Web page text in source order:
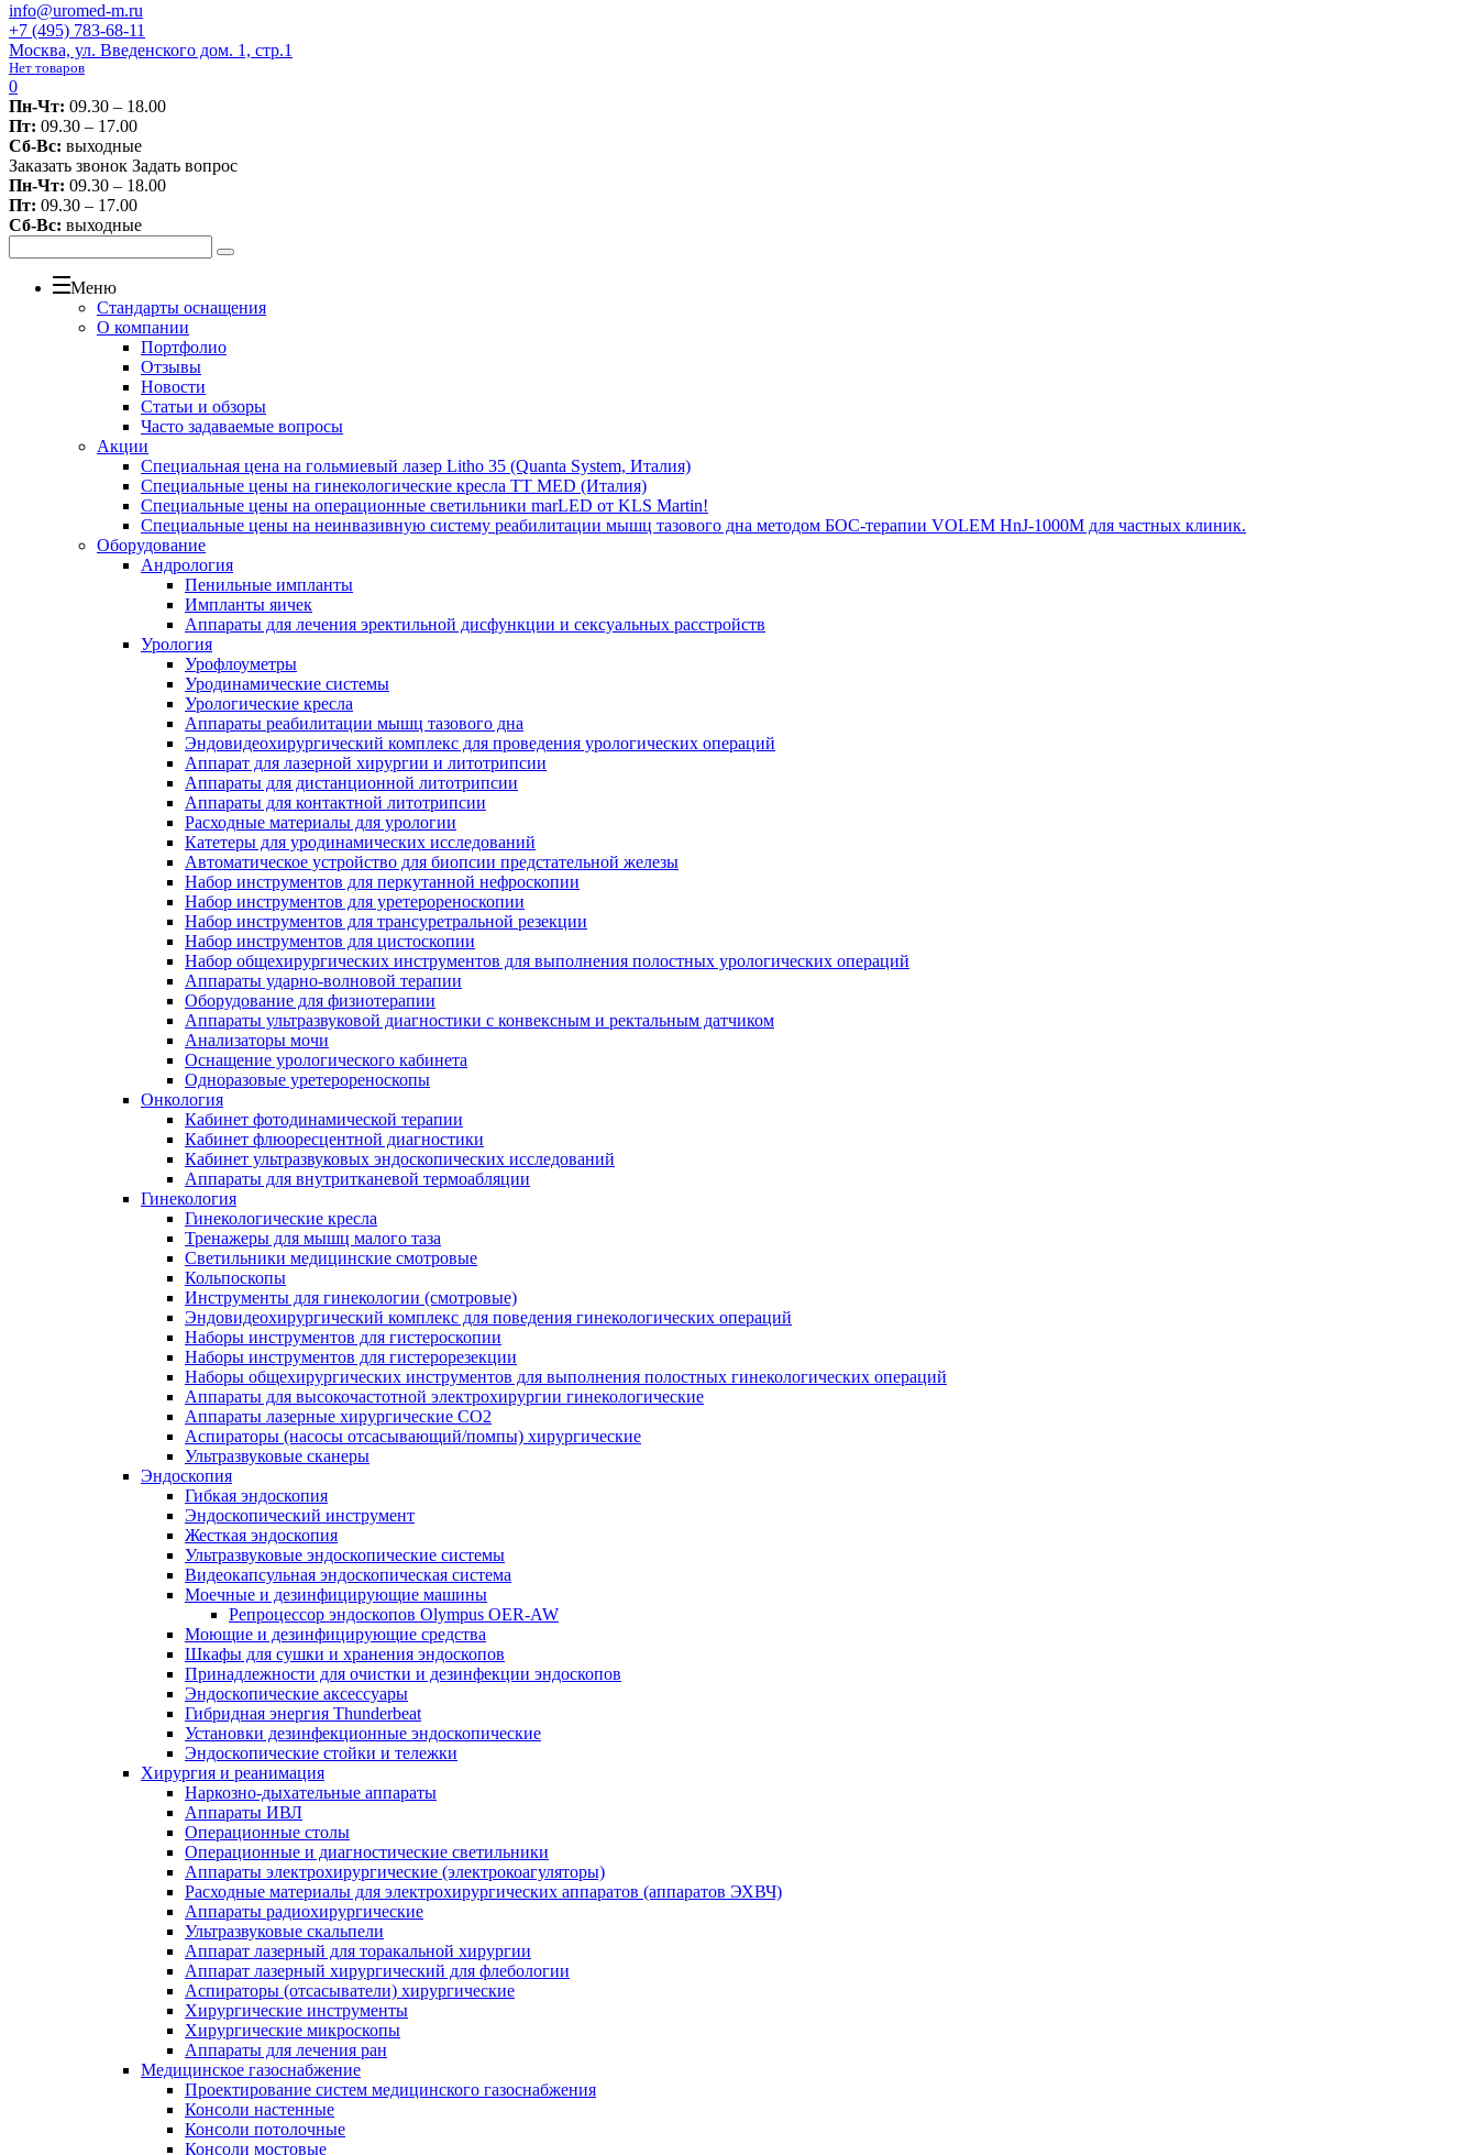
info@uromed-m.ru
+7 (495) 783-68-11
Москва, ул. Введенского дом. 1, стр.1
Нет товаров
0
Пн-Чт: 09.30 – 18.00
Пт: 09.30 – 17.00
Сб-Вс: выходные
Заказать звонок Задать вопрос
Пн-Чт: 09.30 – 18.00
Пт: 09.30 – 17.00
Сб-Вс: выходные
Меню
Стандарты оснащения
О компании
Портфолио
Отзывы
Новости
Статьи и обзоры
Часто задаваемые вопросы
Акции
Специальная цена на гольмиевый лазер Litho 35 (Quanta System, Италия)
Специальные цены на гинекологические кресла TT MED (Италия)
Специальные цены на операционные светильники marLED от KLS Martin!
Специальные цены на неинвазивную систему реабилитации мышц тазового дна методом БОС-терапии VOLEM HnJ-1000M для частных клиник.
Оборудование
Андрология
Пенильные импланты
Импланты яичек
Аппараты для лечения эректильной дисфункции и сексуальных расстройств
Урология
Урофлоуметры
Уродинамические системы
Урологические кресла
Аппараты реабилитации мышц тазового дна
Эндовидеохирургический комплекс для проведения урологических операций
Аппарат для лазерной хирургии и литотрипсии
Аппараты для дистанционной литотрипсии
Аппараты для контактной литотрипсии
Расходные материалы для урологии
Катетеры для уродинамических исследований
Автоматическое устройство для биопсии предстательной железы
Набор инструментов для перкутанной нефроскопии
Набор инструментов для уретерореноскопии
Набор инструментов для трансуретральной резекции
Набор инструментов для цистоскопии
Набор общехирургических инструментов для выполнения полостных урологических операций
Аппараты ударно-волновой терапии
Оборудование для физиотерапии
Аппараты ультразвуковой диагностики с конвексным и ректальным датчиком
Анализаторы мочи
Оснащение урологического кабинета
Одноразовые уретерореноскопы
Онкология
Кабинет фотодинамической терапии
Кабинет флюоресцентной диагностики
Кабинет ультразвуковых эндоскопических исследований
Аппараты для внутритканевой термоабляции
Гинекология
Гинекологические кресла
Тренажеры для мышц малого таза
Светильники медицинские смотровые
Кольпоскопы
Инструменты для гинекологии (смотровые)
Эндовидеохирургический комплекс для поведения гинекологических операций
Наборы инструментов для гистероскопии
Наборы инструментов для гистерорезекции
Наборы общехирургических инструментов для выполнения полостных гинекологических операций
Аппараты для высокочастотной электрохирургии гинекологические
Аппараты лазерные хирургические СО2
Аспираторы (насосы отсасывающий/помпы) хирургические
Ультразвуковые сканеры
Эндоскопия
Гибкая эндоскопия
Эндоскопический инструмент
Жесткая эндоскопия
Ультразвуковые эндоскопические системы
Видеокапсульная эндоскопическая система
Моечные и дезинфицирующие машины
Репроцессор эндоскопов Olympus OER-AW
Моющие и дезинфицирующие средства
Шкафы для сушки и хранения эндоскопов
Принадлежности для очистки и дезинфекции эндоскопов
Эндоскопические аксессуары
Гибридная энергия Thunderbeat
Установки дезинфекционные эндоскопические
Эндоскопические стойки и тележки
Хирургия и реанимация
Наркозно-дыхательные аппараты
Аппараты ИВЛ
Операционные столы
Операционные и диагностические светильники
Аппараты электрохирургические (электрокоагуляторы)
Расходные материалы для электрохирургических аппаратов (аппаратов ЭХВЧ)
Аппараты радиохирургические
Ультразвуковые скальпели
Аппарат лазерный для торакальной хирургии
Аппарат лазерный хирургический для флебологии
Аспираторы (отсасыватели) хирургические
Хирургические инструменты
Хирургические микроскопы
Аппараты для лечения ран
Медицинское газоснабжение
Проектирование систем медицинского газоснабжения
Консоли настенные
Консоли потолочные
Консоли мостовые